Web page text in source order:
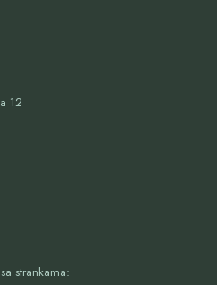
12
strankama: